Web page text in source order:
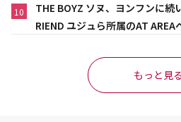
10
THE BOYZ ソヌ、ヨンフンに
RIEND ユジュら所属のAT AREA
もっと見る